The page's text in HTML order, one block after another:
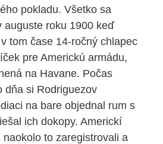
pokladu. Všetko sa
auguste roku 1900 keď
tom čase 14-ročný chlapec
pre Americkú armádu,
na Havane. Počas
dňa si Rodriguezov
na bare objednal rum s
ich dokopy. Americkí
to zaregistrovali a